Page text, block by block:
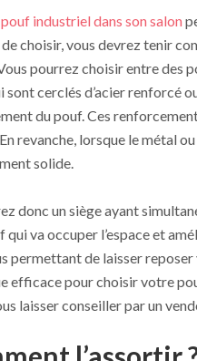
industriel dans son salon
choisir, vous devrez tenir
pourrez choisir entre des
sont cerclés d’acier renforcé
du pouf. Ces
revanche, lorsque le métal
solide.
donc un siège ayant
va occuper l’espace et
permettant de laisser reposer
efficace pour choisir votre
laisser conseiller par un